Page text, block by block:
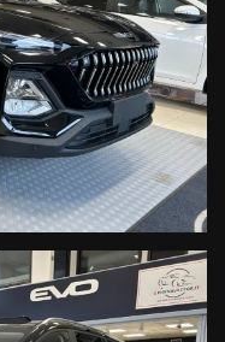
dell'acquirente.
vostro meccanico di
alle vostre esigenze.